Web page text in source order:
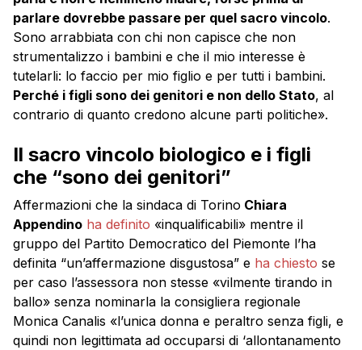
parlare dovrebbe passare per quel sacro vincolo.
Sono arrabbiata con chi non capisce che non
strumentalizzo i bambini e che il mio interesse è
tutelarli: lo faccio per mio figlio e per tutti i bambini.
Perché i figli sono dei genitori e non dello Stato, al
contrario di quanto credono alcune parti politiche».
Il sacro vincolo biologico e i figli
che “sono dei genitori”
Affermazioni che la sindaca di Torino Chiara
Appendino ha definito «inqualificabili» mentre il
gruppo del Partito Democratico del Piemonte l’ha
definita “un’affermazione disgustosa” e ha chiesto se
per caso l’assessora non stesse «vilmente tirando in
ballo» senza nominarla la consigliera regionale
Monica Canalis «l’unica donna e peraltro senza figli, e
quindi non legittimata ad occuparsi di ‘allontanamento